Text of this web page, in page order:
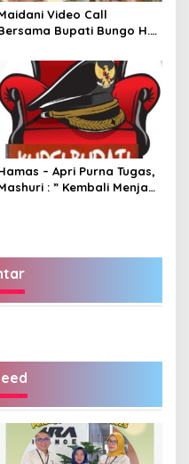
Video Call
Bupati Bungo H.
Saat Pesta Rakyat
Berlangsung
– Apri Purna Tugas,
: ” Kembali Menjadi